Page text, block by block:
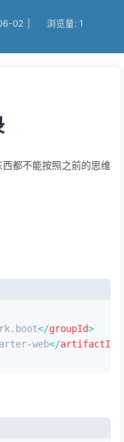
02 浏览量: 1
都不能按照之前的思维
</groupId>
web</artifactId